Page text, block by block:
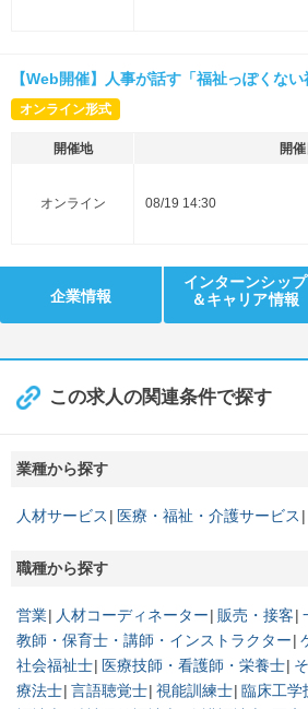
【Web開催】人事が話す「福祉っぽくな
オンライン形式
開催地 開
オンライン 08/19 14:30
企業情報
インターンシップ
＆キャリア情報
この求人の関連条件で探す
業種から探す
人材サービス 医療・福祉・介護サービス
職種から探す
営業 人材コーディネーター 販売・接客
教師・保育士・講師・インストラクター
社会福祉士
医療技師・看護師・栄養士
療法士 言語聴覚士 視能訓練士 臨床工学